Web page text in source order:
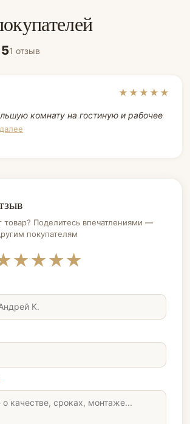
51 отзыв
★★★★★
комнату на гостиную и рабочее
товар? Поделитесь впечатлениями —
покупателям
★
★
★
★